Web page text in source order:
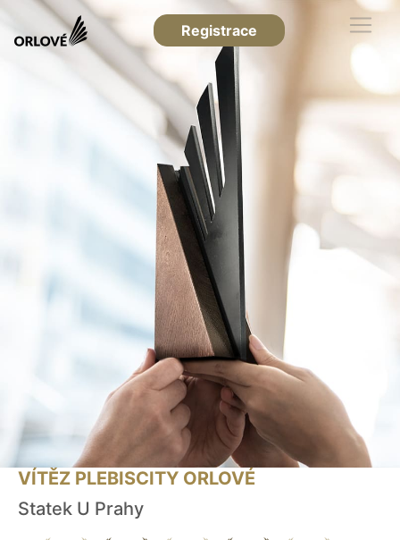
Registrace
VÍTĚZ PLEBISCITY ORLOVÉ
Statek U Prahy